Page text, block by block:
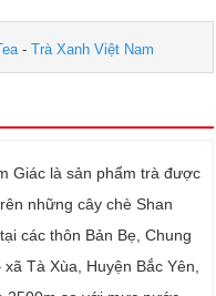
-Trà Xanh Việt Nam
Giác là sản phẩm trà được
những cây chè Shan
các thôn Bản Bẹ, Chung
Tà Xùa, Huyện Bắc Yên,